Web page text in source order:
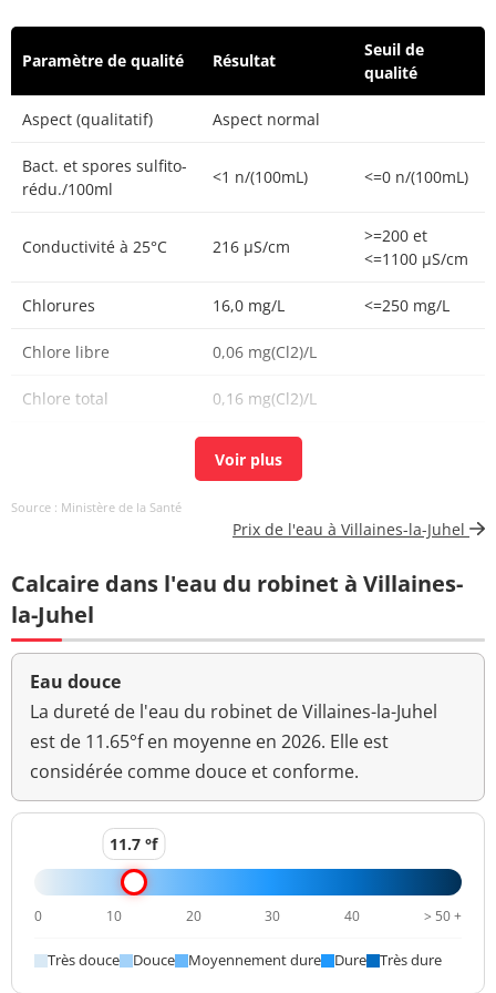
Paramètre de qualité Résultat
Seuil de
qualité
Aspect (qualitatif) Aspect normal
Bact. et spores sulfito-
rédu./100ml
<1 n/(100mL) <=0 n/(100mL)
Conductivité à 25°C 216 µS/cm
>=200 et
<=1100 µS/cm
Chlorures 16,0 mg/L <=250 mg/L
Chlore libre 0,06 mg(Cl2)/L
Chlore total 0,16 mg(Cl2)/L
0,42 mg(C)/L
Coloration
Couleur (qualitatif)
changement
Bactéries coliformes
/100ml-MS
Bact. aér. revivifiables
à 22°-68h
110 n/mL
à 36°-44h
110 n/mL
Ammonium (en NH4) 0,012 mg/L <=0,1 mg/L
pH 7,3 unité pH
>=6,5 et <=9
Source : Ministère de la Santé
Prix de l'eau à Villaines-la-Juhel
Calcaire dans l'eau du robinet à Villaines-
la-Juhel
Eau douce
La dureté de l'eau du robinet de Villaines-la-Juhel
est de 11.65°f en moyenne en 2026. Elle est
considérée comme douce et conforme.
11.7 °f
0 10 20 30 40 > 50 +
Très douce Douce Moyennement dure Dure Très dure